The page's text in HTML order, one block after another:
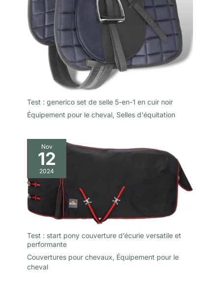
Test : generico set de selle 5-en-1 en cuir noir
Équipement pour le cheval, Selles d'équitation
Nov
12
2024
Test : start pony couverture d’écurie versatile et
performante
Couvertures pour chevaux, Équipement pour le
cheval